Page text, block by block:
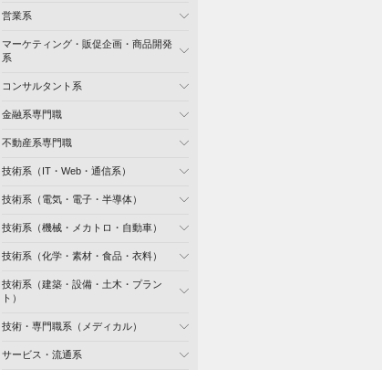
営業系
マーケティング・販促企画・商品開発
系
コンサルタント系
金融系専門職
不動産系専門職
技術系（IT・Web・通信系）
技術系（電気・電子・半導体）
技術系（機械・メカトロ・自動車）
技術系（化学・素材・食品・衣料）
技術系（建築・設備・土木・プラン
ト）
技術・専門職系（メディカル）
サービス・流通系